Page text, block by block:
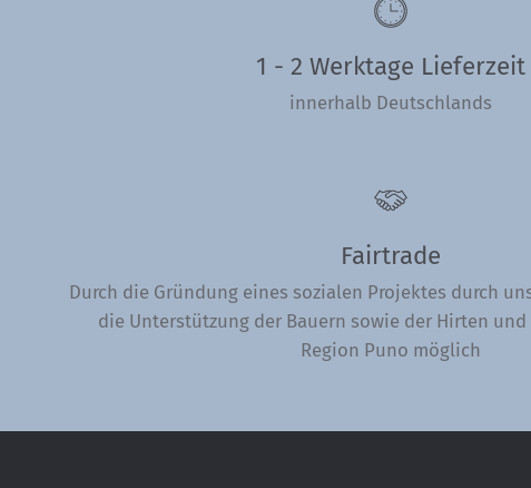
1 - 2 Werktage Lieferzeit
innerhalb Deutschlands
Fairtrade
Durch die Gründung eines sozialen Projektes durch
die Unterstützung der Bauern sowie der Hirten
Region Puno möglich